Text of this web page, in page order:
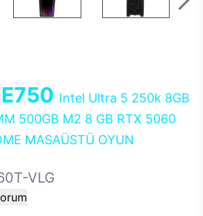
Intel Ultra 5 250k 8GB
500GB M2 8 GB RTX 5060
MASAÜSTÜ OYUN
VLG